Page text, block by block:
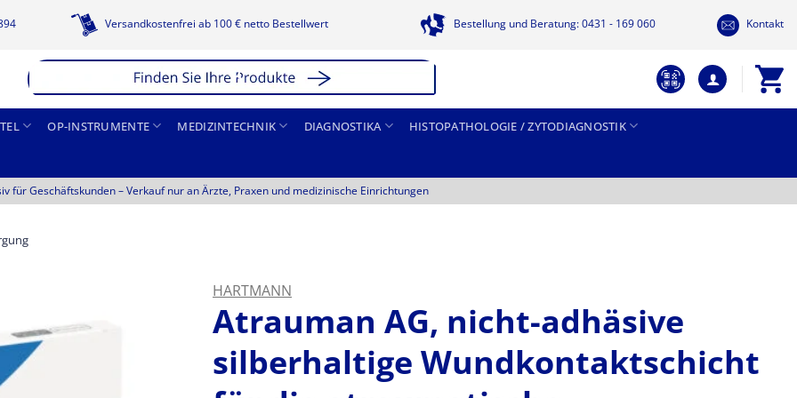
Versandkostenfrei ab 100 € netto Bestellwert Bestellung und Beratung: 0431 - 169 060 Kontakt
OP-INSTRUMENTE MEDIZINTECHNIK DIAGNOSTIKA HISTOPATHOLOGIE / ZYTODIAGNOSTIK
für Geschäftskunden –Verkauf nur an Ärzte, Praxen und medizinische Einrichtungen
HARTMANN
Atrauman AG, nicht-adhäsive
silberhaltige Wundkontaktschicht